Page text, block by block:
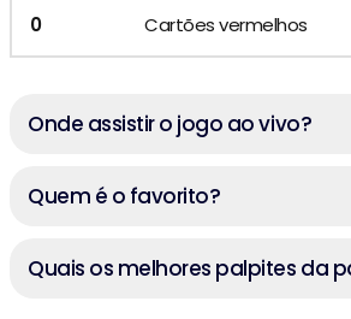
0 Cartões vermelhos
Onde assistir o jogo ao vivo?
Quem é o favorito?
Quais os melhores palpites da